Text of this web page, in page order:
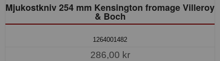
Mjukostkniv 254 mm Kensington fromage Villeroy
& Boch
1264001482
286,00 kr